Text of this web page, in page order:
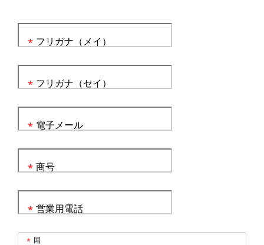
フリガナ（メイ）
*
フリガナ（セイ）
*
電子メール
*
商号
*
営業用電話
*
国
*